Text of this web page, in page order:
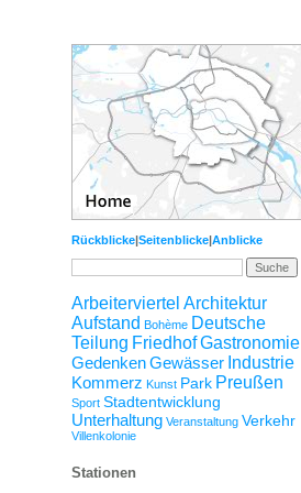
Rückblicke|Seitenblicke|Anblicke
Arbeiterviertel Architektur
Aufstand Bohème Deutsche
Teilung FriedhofGastronomie
GedenkenGewässer Industrie
Kommerz Kunst Park Preußen
Sport Stadtentwicklung
Unterhaltung Veranstaltung Verkehr
Villenkolonie
Stationen